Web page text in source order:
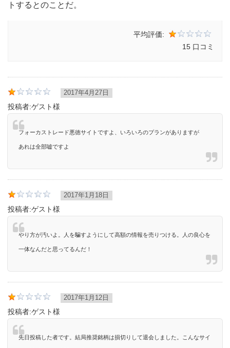
トするとのことだ。
平均評価:
15 口コミ
2017年4月27日
投稿者:ゲスト様
フォーカストレード悪徳サイトですよ、いろいろのプランがありますが
あれは全部嘘ですよ
2017年1月18日
投稿者:ゲスト様
やり方が汚いよ。人を騙すようにして高額の情報を売りつける。人の良心を
一体なんだと思ってるんだ！
2017年1月12日
投稿者:ゲスト様
先日投稿した者です。結局推奨銘柄は損切りして退会しました。こんなサイ